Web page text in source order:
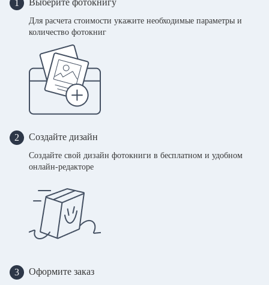
1 Выберите фотокнигу
Для расчета стоимости укажите необходимые параметры и
количество фотокниг
2 Создайте дизайн
Создайте свой дизайн фотокниги в бесплатном и удобном
онлайн-редакторе
3 Оформите заказ